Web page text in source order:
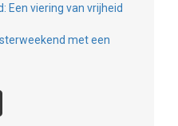
Een viering van vrijheid
met een